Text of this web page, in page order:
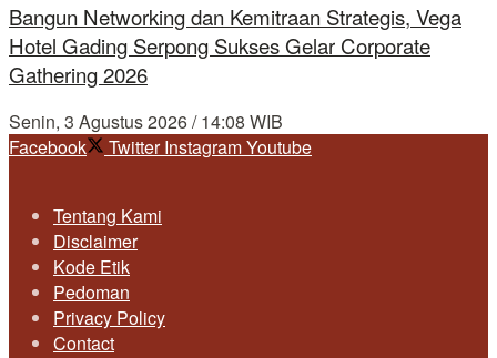
Bangun Networking dan Kemitraan Strategis, Vega
Hotel Gading Serpong Sukses Gelar Corporate
Gathering 2026
Senin, 3 Agustus 2026 / 14:08 WIB
Facebook
Twitter InstagramYoutube
Tentang Kami
Disclaimer
Kode Etik
Pedoman
Privacy Policy
Contact